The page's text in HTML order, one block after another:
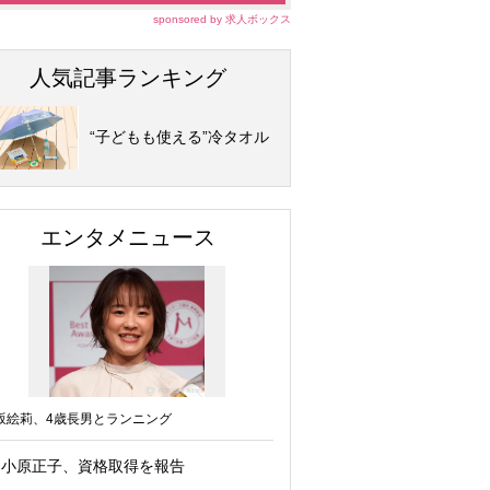
sponsored by 求人ボックス
人気記事ランキング
“子どもも使える”冷タオル
エンタメニュース
絵莉、4歳長男とランニング
小原正子、資格取得を報告